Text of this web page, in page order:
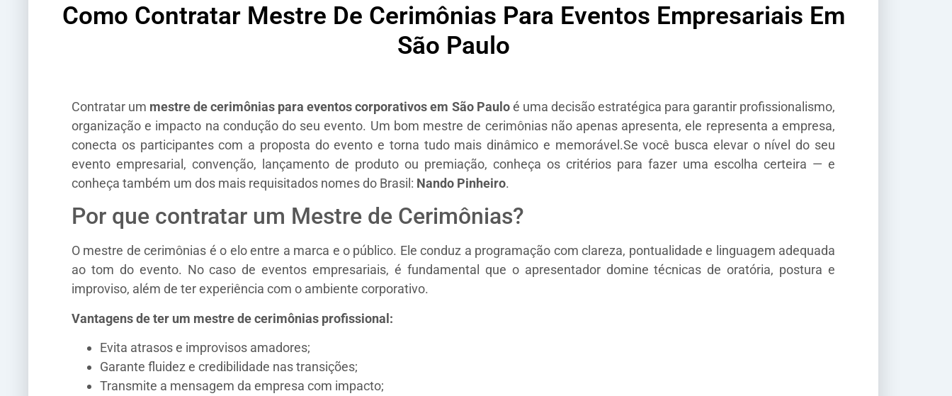
Como Contratar Mestre De Cerimônias Para Eventos Empresariais Em
São Paulo
Contratar um mestre de cerimônias para eventos corporativos em São Pauloé uma decisão estratégica para garantir profissionalismo,
organização e impacto na condução do seu evento. Um bom mestre de cerimônias não apenas apresenta, ele representa a empresa,
conecta os participantes com a proposta do evento e torna tudo mais dinâmico e memorável.Se você busca elevar o nível do seu
evento empresarial, convenção, lançamento de produto ou premiação, conheça os critérios para fazer uma escolha certeira — e
conheça também um dos mais requisitados nomes do Brasil: Nando Pinheiro.
Por que contratar um Mestre de Cerimônias?
O mestre de cerimônias é o elo entre a marca e o público. Ele conduz a programação com clareza, pontualidade e linguagem adequada
ao tom do evento. No caso de eventos empresariais, é fundamental que o apresentador domine técnicas de oratória, postura e
improviso, além de ter experiência com o ambiente corporativo.
Vantagens de ter um mestre de cerimônias profissional:
Evita atrasos e improvisos amadores;
Garante fluidez e credibilidade nas transições;
Transmite a mensagem da empresa com impacto;